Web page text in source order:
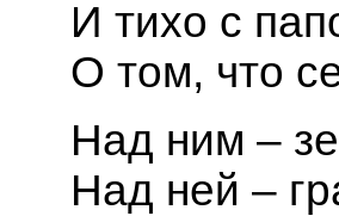
И тихо с
О том, что
Над ним –
Над ней –